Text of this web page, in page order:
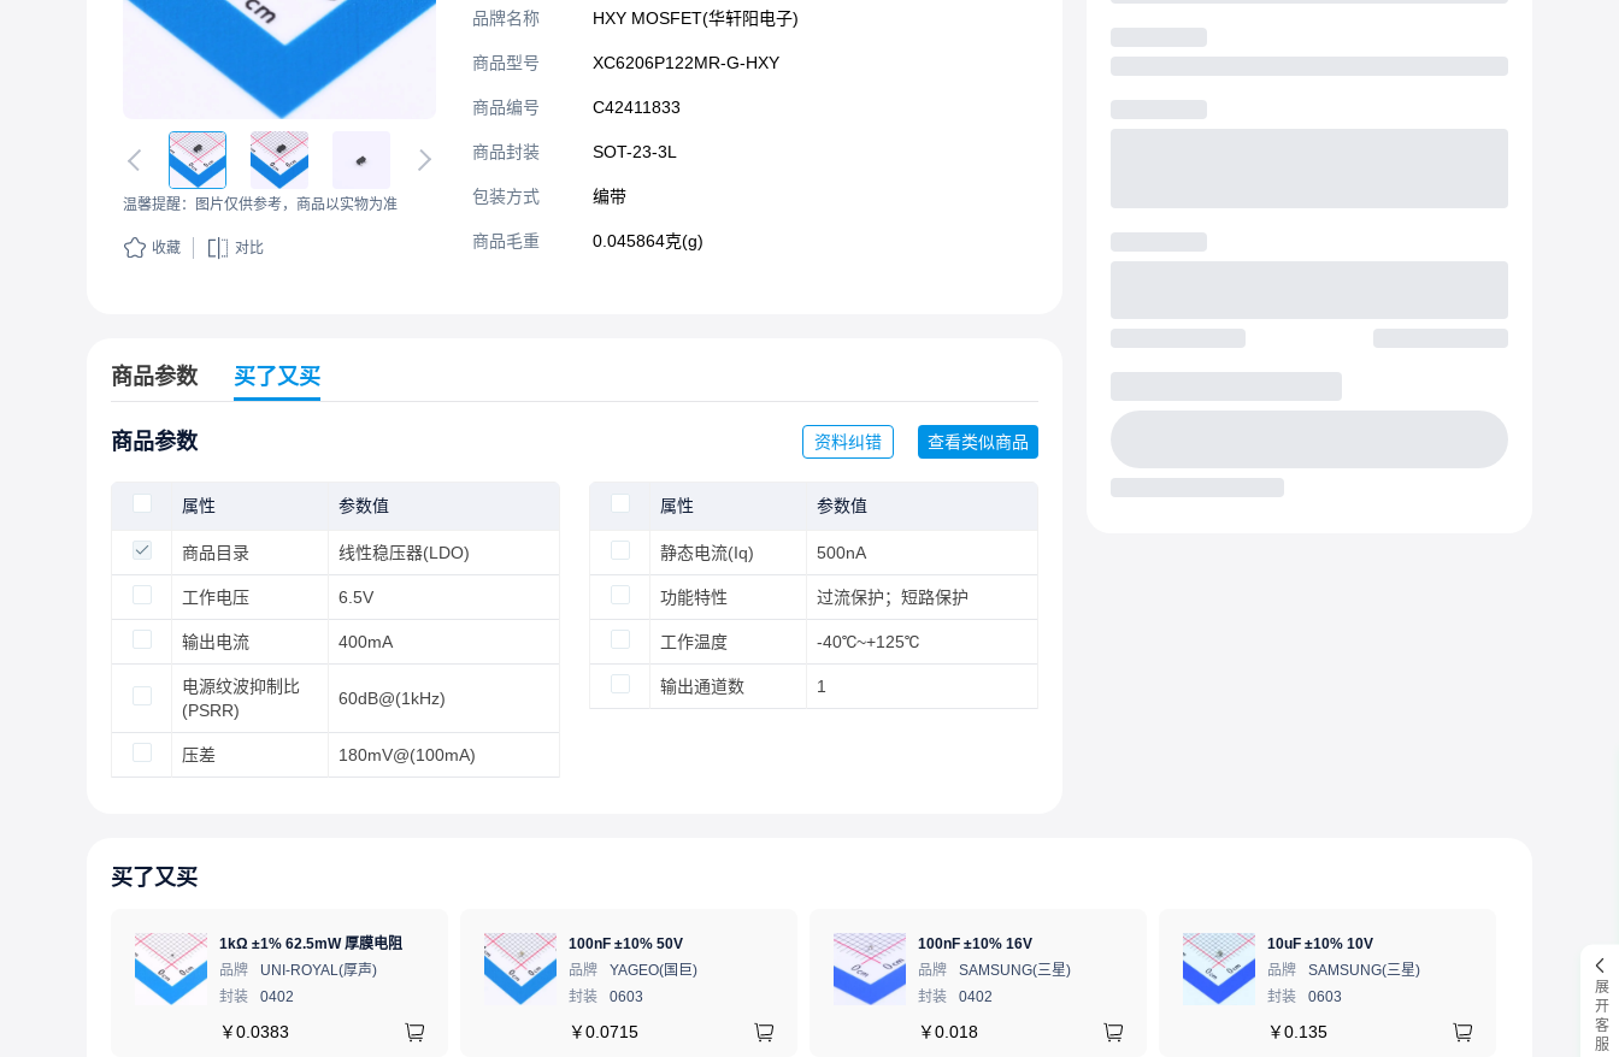
温馨提醒：图片仅供参考，商品以实物为准
收藏 对比
本电脑、电子书及其他便携式设备中展现出了更高性价比
保护和输出电流限制器
品牌名称 HXY MOSFET(华轩阳电子)
商品型号 XC6206P122MR-G-HXY
商品编号 C42411833
商品封装 SOT-23-3L​
包装方式 编带
商品毛重 0.045864克(g)
商品参数 买了又买
商品参数 资料纠错 查看类似商品
属性 参数值
商品目录 线性稳压器(LDO)
工作电压 6.5V
输出电流 400mA
电源纹波抑制比
(PSRR)
60dB@(1kHz)
压差 180mV@(100mA)
属性 参数值
静态电流(Iq) 500nA
功能特性 过流保护；短路保护
工作温度 -40℃~+125℃
输出通道数 1
买了又买
1kΩ ±1% 62.5mW 厚膜电阻
品牌
UNI-ROYAL(厚声)
封装
0402
￥0.0383
100nF ±10% 50V
品牌
YAGEO(国巨)
封装
0603
￥0.0715
100nF ±10% 16V
品牌
SAMSUNG(三星)
封装
0402
￥0.018
10uF ±10% 10V
品牌
SAMSUNG(三星)
封装
0603
￥0.135 展开客服